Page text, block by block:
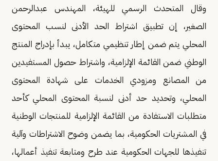
وقال المتحدث الرسمي للهيئة، المهندس عبدالرحمن
الصغير، إن تطبيق اشتراط الحد الأدنى لنسب المحتوى
المحلي يتم ضمن إطار تنظيمي متكامل، يبدأ بإدراج المنتج
الوطني ضمن القائمة الإلزامية، واشتراط حصول المستفيدين
من المصانع ومزودي الخدمات على شهادة المحتوى
المحلي، وتحديد حد أدنى لنسبة المحتوى المحلي كأحد
متطلبات الاستفادة من القائمة الإلزامية للمنتجات الوطنية
في المشتريات الحكومية، بما يضمن وضوح الاشتراطات وآلية
تنفيذها للجهات الحكومية عند طرح ومتابعة تنفيذ أعمالها،